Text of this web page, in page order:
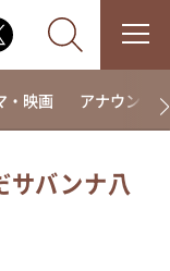
・映画 アナウンサー
サバンナ八